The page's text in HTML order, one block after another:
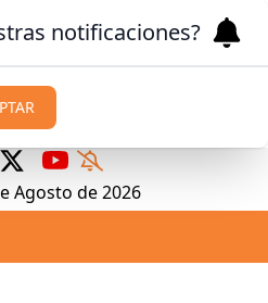
Agosto de 2026
notificaciones?